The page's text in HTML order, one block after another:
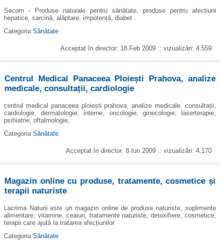
Secom - Produse naturale pentru sănătate, produse pentru afecțiuni
hepatice, sarcină, alăptare, impotență, diabet .
Categoria Sănătate
Acceptat în director: 18 Feb 2009 :: vizualizări: 4.559
Centrul Medical Panaceea Ploiești Prahova, analize
medicale, consultații, cardiologie
centrul medical panaceea ploiești prahova, analize medicale, consultații,
cardiologie, dermatologie, interne, oncologie, ginecologie, laserterapie,
psihiatrie, oftalmologie,
Categoria Sănătate
Acceptat în director: 8 Iun 2009 :: vizualizări: 4.170
Magazin online cu produse, tratamente, cosmetice și
terapii naturiste
Lacrima Naturii este un magazin online de produse naturiste, suplimente
alimentare, vitamine, ceaiuri, tratamente naturiste, detoxifiere, cosmetice,
terapii care ajută la tratarea afecțiunilor
Categoria Sănătate